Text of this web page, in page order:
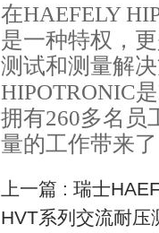
在HAEFELY
是一种特权，
测试和测量解
HIPOTRONIC是
拥有260多名员
量的工作带来了
上一篇 : 瑞士
HVT系列交流耐压